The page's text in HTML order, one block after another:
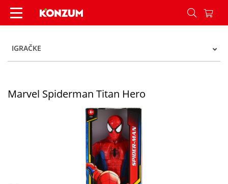
Marvel Spiderman Titan Hero - Konzum
IGRAČKE
Marvel Spiderman Titan Hero